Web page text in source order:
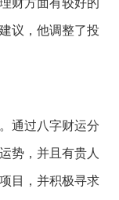
议， 他调整了投
通过八字财运分
势， 并且有贵人
目， 并积极寻求